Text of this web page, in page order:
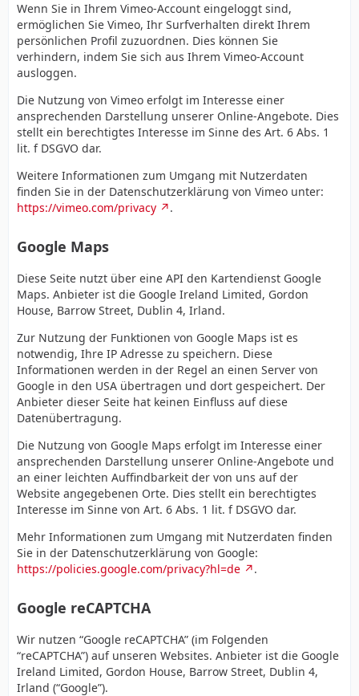
Wenn Sie in Ihrem Vimeo-Account eingeloggt sind,
ermöglichen Sie Vimeo, Ihr Surfverhalten direkt Ihrem
persönlichen Profil zuzuordnen. Dies können Sie
verhindern, indem Sie sich aus Ihrem Vimeo-Account
ausloggen.
Die Nutzung von Vimeo erfolgt im Interesse einer
ansprechenden Darstellung unserer Online-Angebote. Dies
stellt ein berechtigtes Interesse im Sinne des Art. 6 Abs. 1
lit. f DSGVO dar.
Weitere Informationen zum Umgang mit Nutzerdaten
finden Sie in der Datenschutzerklärung von Vimeo unter:
https://vimeo.com/privacy
.
Google Maps
Diese Seite nutzt über eine API den Kartendienst Google
Maps. Anbieter ist die Google Ireland Limited, Gordon
House, Barrow Street, Dublin 4, Irland.
Zur Nutzung der Funktionen von Google Maps ist es
notwendig, Ihre IP Adresse zu speichern. Diese
Informationen werden in der Regel an einen Server von
Google in den USA übertragen und dort gespeichert. Der
Anbieter dieser Seite hat keinen Einfluss auf diese
Datenübertragung.
Die Nutzung von Google Maps erfolgt im Interesse einer
ansprechenden Darstellung unserer Online-Angebote und
an einer leichten Auffindbarkeit der von uns auf der
Website angegebenen Orte. Dies stellt ein berechtigtes
Interesse im Sinne von Art. 6 Abs. 1 lit. f DSGVO dar.
Mehr Informationen zum Umgang mit Nutzerdaten finden
Sie in der Datenschutzerklärung von Google:
https://policies.google.com/privacy?hl=de
.
Google reCAPTCHA
Wir nutzen “Google reCAPTCHA” (im Folgenden
“reCAPTCHA”) auf unseren Websites. Anbieter ist die Google
Ireland Limited, Gordon House, Barrow Street, Dublin 4,
Irland (“Google”).